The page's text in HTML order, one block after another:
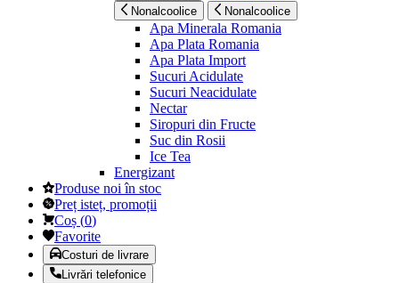
Nonalcoolice Nonalcoolice
Apa Minerala Romania
Apa Plata Romania
Apa Plata Import
Sucuri Acidulate
Sucuri Neacidulate
Nectar
Siropuri din Fructe
Suc din Rosii
Ice Tea
Energizant
Produse noi în stoc
Preț isteț, promoții
Coș (0)
Favorite
Costuri de livrare
Livrări telefonice